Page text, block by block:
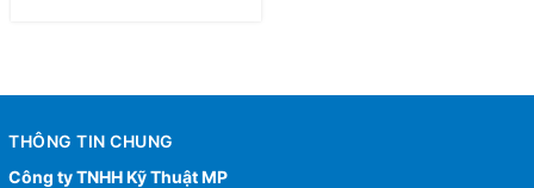
THÔNG TIN CHUNG
Công ty TNHH Kỹ Thuật MP